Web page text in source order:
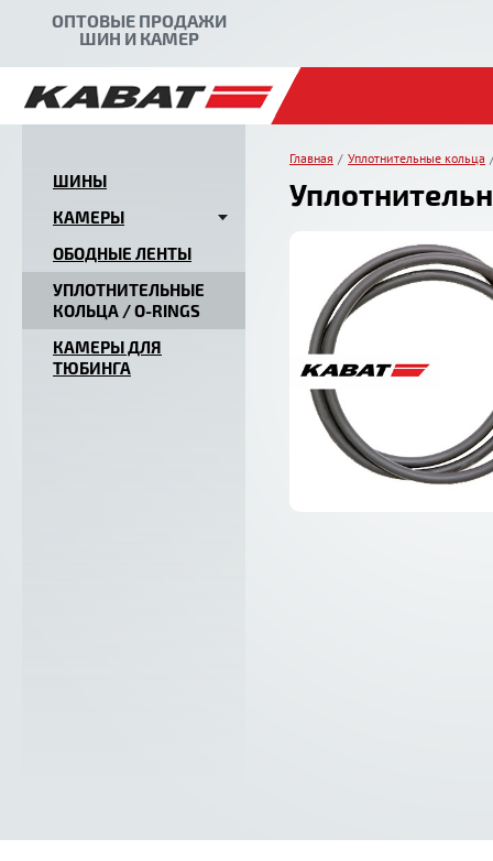
ОПТОВЫЕ ПРОДАЖИ
ШИН И КАМЕР
ШИНЫ
КАМЕРЫ
ОБОДНЫЕ ЛЕНТЫ
УПЛОТНИТЕЛЬНЫЕ
КОЛЬЦА / O-RINGS
КАМЕРЫ ДЛЯ
ТЮБИНГА
Главная Уплотнительные кольца